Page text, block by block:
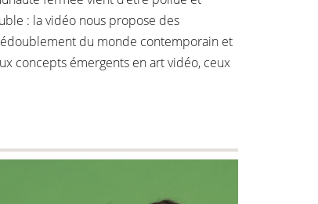
: la vidéo nous propose des
du monde contemporain et
concepts émergents en art vidéo, ceux